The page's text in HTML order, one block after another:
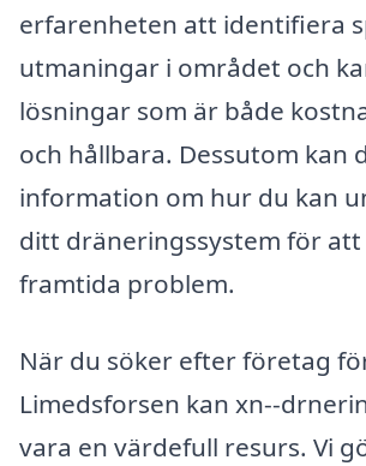
erfarenheten att identifiera
utmaningar i området och
lösningar som är både
och hållbara. Dessutom kan
information om hur du kan
ditt dräneringssystem för
framtida problem.
När du söker efter företag
Limedsforsen kan xn--
vara en värdefull resurs. Vi